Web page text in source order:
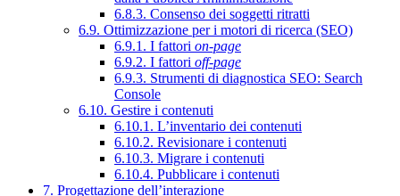
6.8.3. Consenso dei soggetti ritratti
6.9. Ottimizzazione per i motori di ricerca (SEO)
6.9.1. I fattori on-page
6.9.2. I fattori off-page
6.9.3. Strumenti di diagnostica SEO: Search
Console
6.10. Gestire i contenuti
6.10.1. L’inventario dei contenuti
6.10.2. Revisionare i contenuti
6.10.3. Migrare i contenuti
6.10.4. Pubblicare i contenuti
7. Progettazione dell’interazione